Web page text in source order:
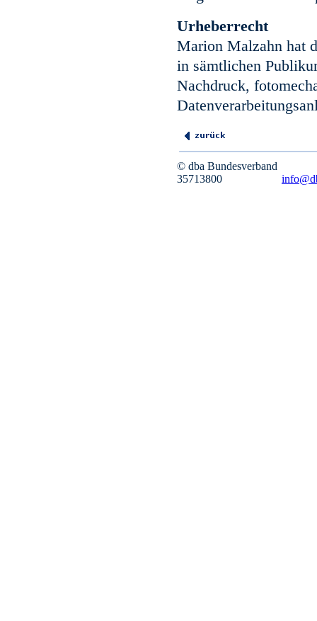
Urheberrecht
Marion Malzahn hat
in sämtlichen
Nachdruck,
© dba
35713800